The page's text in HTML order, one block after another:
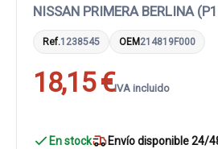
NISSAN PRIMERA BERLINA
Ref.1238545 OEM214819F000
18,15 €IVA incluido
En stock Envío disponible 24/